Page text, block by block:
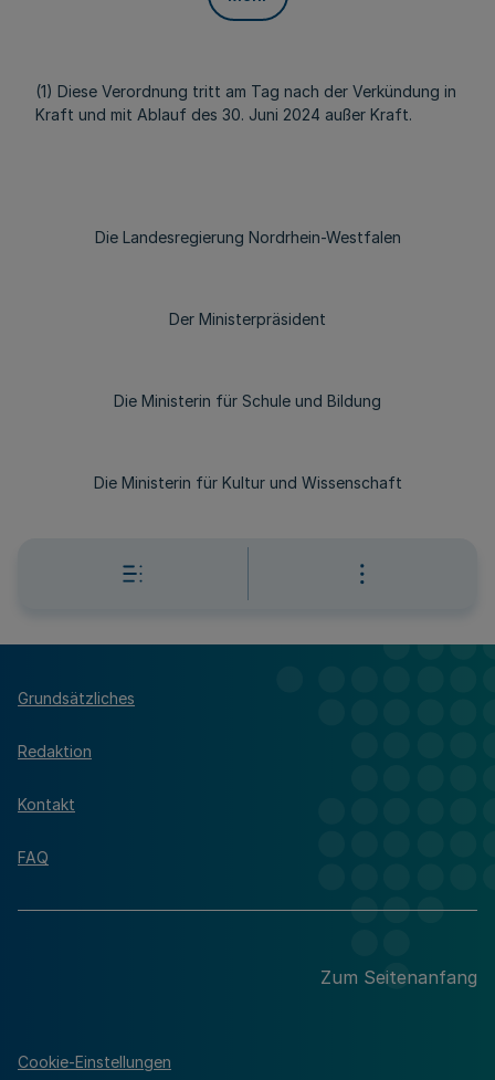
(1) Diese Verordnung tritt am Tag nach der Verkündung in
Kraft und mit Ablauf des 30. Juni 2024 außer Kraft.
Die Landesregierung Nordrhein-Westfalen
Der Ministerpräsident
Die Ministerin für Schule und Bildung
Die Ministerin für Kultur und Wissenschaft
Grundsätzliches
Redaktion
Kontakt
FAQ
Zum Seitenanfang
Cookie-Einstellungen